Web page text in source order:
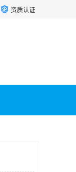
资质认证